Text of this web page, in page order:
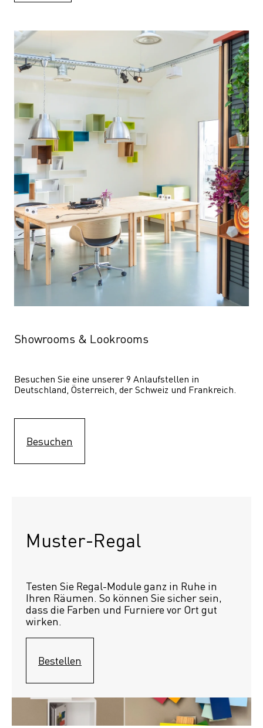
Showrooms & Lookrooms
Besuchen Sie eine unserer 9 Anlaufstellen in
Deutschland, Österreich, der Schweiz und Frankreich.
Besuchen
Muster-Regal
Testen Sie Regal-Module ganz in Ruhe in
Ihren Räumen. So können Sie sicher sein,
dass die Farben und Furniere vor Ort gut
wirken.
Bestellen